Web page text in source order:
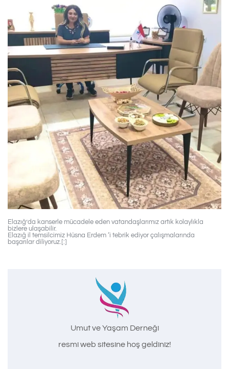
Elazığ’da kanserle mücadele eden vatandaşlarımız artık kolaylıkla
bizlere ulaşabilir.
Elazığ il temsilcimiz Hüsna Erdem ‘i tebrik ediyor çalışmalarında
başarılar diliyoruz.[:]
Umut ve Yaşam Derneği
resmi web sitesine hoş geldiniz!